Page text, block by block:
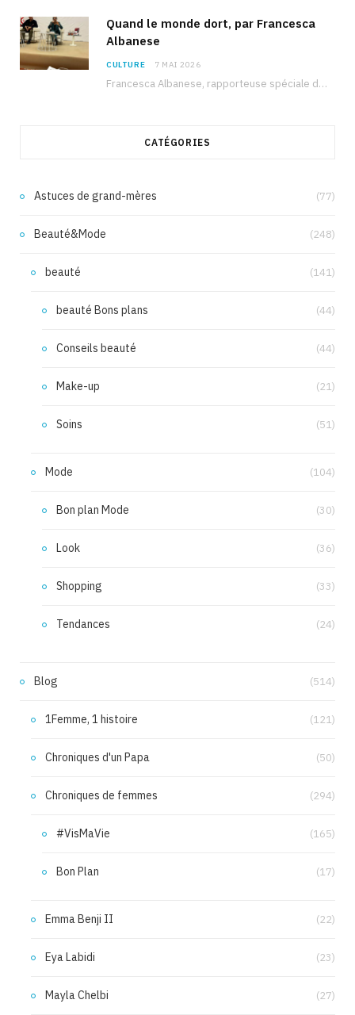
Quand le monde dort, par Francesca
Albanese
CULTURE 7 MAI 2026
Francesca Albanese, rapporteuse spéciale de l’ONU sur les territoires palestiniens occupés, était à Tunis pour…
CATÉGORIES
Astuces de grand-mères (77)
Beauté&Mode (248)
beauté (141)
beauté Bons plans (44)
Conseils beauté (44)
Make-up (21)
Soins (51)
Mode (104)
Bon plan Mode (30)
Look (36)
Shopping (33)
Tendances (24)
Blog (514)
1Femme, 1 histoire (121)
Chroniques d'un Papa (50)
Chroniques de femmes (294)
#VisMaVie (165)
Bon Plan (17)
Emma Benji II (22)
Eya Labidi (23)
Mayla Chelbi (27)